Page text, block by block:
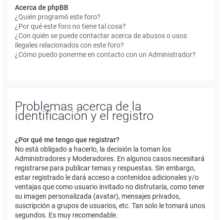
Acerca de phpBB
¿Quién programó este foro?
¿Por qué este foro no tiene tal cosa?
¿Con quién se puede contactar acerca de abusos o usos
ilegales relacionados con este foro?
¿Cómo puedo ponerme en contacto con un Administrador?
Problemas acerca de la
identificación y el registro
¿Por qué me tengo que registrar?
No está obligado a hacerlo, la decisión la toman los
Administradores y Moderadores. En algunos casos necesitará
registrarse para publicar temas y respuestas. Sin embargo,
estar registrado le dará acceso a contenidos adicionales y/o
ventajas que como usuario invitado no disfrutaría, como tener
su imagen personalizada (avatar), mensajes privados,
suscripción a grupos de usuarios, etc. Tan solo le tomará unos
segundos. Es muy recomendable.